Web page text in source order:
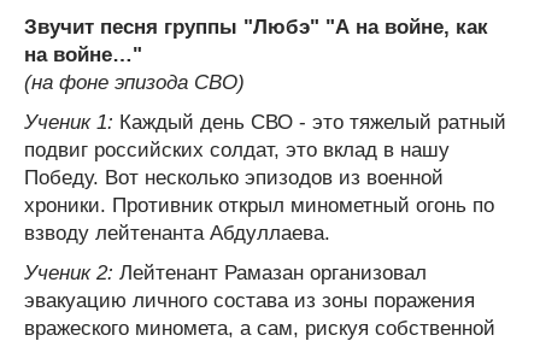
Звучит песня группы "Любэ" "А на войне, как
на войне…"
(на фоне эпизода СВО)
Ученик 1: Каждый день СВО - это тяжелый ратный
подвиг российских солдат, это вклад в нашу
Победу. Вот несколько эпизодов из военной
хроники. Противник открыл минометный огонь по
взводу лейтенанта Абдуллаева.
Ученик 2: Лейтенант Рамазан организовал
эвакуацию личного состава из зоны поражения
вражеского миномета, а сам, рискуя собственной